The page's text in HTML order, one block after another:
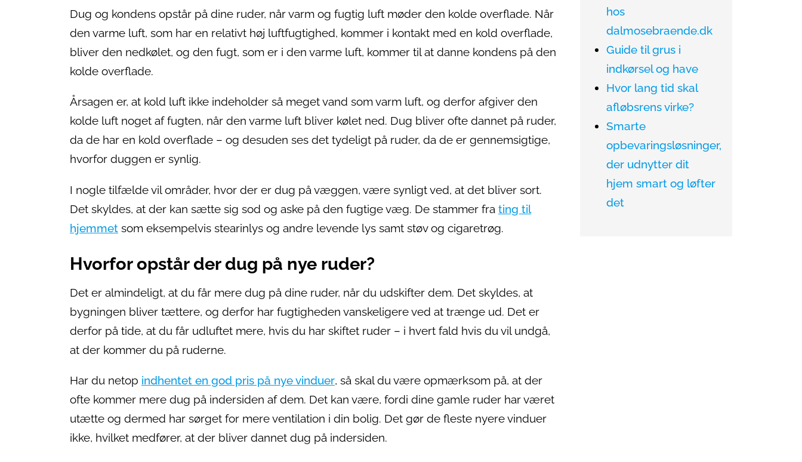
Dug og kondens opstår på dine ruder, når varm og fugtig luft møder den kolde overflade. Når
den varme luft, som har en relativt høj luftfugtighed, kommer i kontakt med en kold overflade,
bliver den nedkølet, og den fugt, som er i den varme luft, kommer til at danne kondens på den
kolde overflade.
Årsagen er, at kold luft ikke indeholder så meget vand som varm luft, og derfor afgiver den
kolde luft noget af fugten, når den varme luft bliver kølet ned. Dug bliver ofte dannet på ruder,
da de har en kold overflade – og desuden ses det tydeligt på ruder, da de er gennemsigtige,
hvorfor duggen er synlig.
I nogle tilfælde vil områder, hvor der er dug på væggen, være synligt ved, at det bliver sort.
Det skyldes, at der kan sætte sig sod og aske på den fugtige væg. De stammer fra ting til
hjemmet som eksempelvis stearinlys og andre levende lys samt støv og cigaretrøg.
Hvorfor opstår der dug på nye ruder?
Det er almindeligt, at du får mere dug på dine ruder, når du udskifter dem. Det skyldes, at
bygningen bliver tættere, og derfor har fugtigheden vanskeligere ved at trænge ud. Det er
derfor på tide, at du får udluftet mere, hvis du har skiftet ruder – i hvert fald hvis du vil undgå,
at der kommer du på ruderne.
Har du netop indhentet en god pris på nye vinduer, så skal du være opmærksom på, at der
ofte kommer mere dug på indersiden af dem. Det kan være, fordi dine gamle ruder har været
utætte og dermed har sørget for mere ventilation i din bolig. Det gør de fleste nyere vinduer
ikke, hvilket medfører, at der bliver dannet dug på indersiden.
hos
dalmosebraende.dk
Guide til grus i
indkørsel og have
Hvor lang tid skal
afløbsrens virke?
Smarte
opbevaringsløsninger,
der udnytter dit
hjem smart og løfter
det